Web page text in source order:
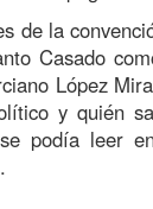
de la
Casado
López
y quién
podía leer